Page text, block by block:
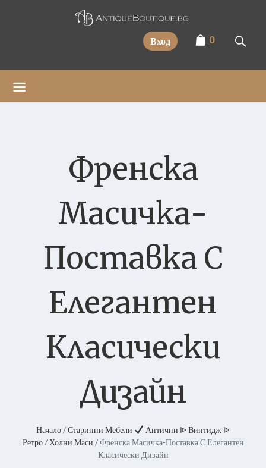
Вход 0
Френска
Масичка-
Поставка С
Елегантен
Класически
Дизайн
Начало/Старинни Мебели
Антични ᐉ Винтидж ᐉ
Ретро/ Холни Маси / Френска Масичка-Поставка С Елегантен
Класически Дизайн